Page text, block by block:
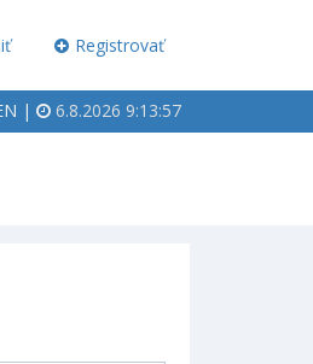
Registrovať
| 6.8.2026 9:13:58